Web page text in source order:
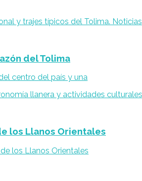
Noticias
del Tolima
centro del país y una
los Llanos Orientales
los Llanos Orientales